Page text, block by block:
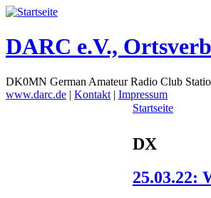
DARC e.V.,
DK0MN German Amateur Radio Club
www.darc.de | Kontakt | Impressum
Startseite
DX
25.03.22: